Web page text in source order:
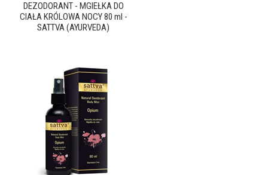
DEZODORANT - MGIEŁKA DO
CIAŁA KRÓLOWA NOCY 80 ml -
SATTVA (AYURVEDA)